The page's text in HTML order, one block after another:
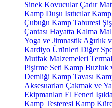
Sinek Kovucular Çadır
Kamp Duşu Isıtıcılar Kamp
Çubuğu Kamp Taburesi
Çantası Hayatta Kalma
Yoga ve Jimnastik Ağırlık
Kardiyo Ürünleri Diğer
Mutfak Malzemeleri
Pişirme Seti Kamp Buzluk
Demliği Kamp Tavası
Aksesuarları Çakmak ve
Ekipmanları El Feneri
Kamp Testeresi Kamp